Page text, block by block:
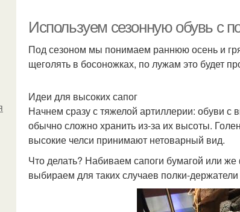
Используем сезонную обувь с
Под сезоном мы понимаем раннюю осень и
щеголять в босоножках, по лужам это будет
Идеи для высоких сапог
Начнем сразу с тяжелой артиллерии: обуви
обычно сложно хранить из-за их высоты.
высокие челси принимают нетоварный вид.
Что делать? Набиваем сапоги бумагой или
выбираем для таких случаев полки-